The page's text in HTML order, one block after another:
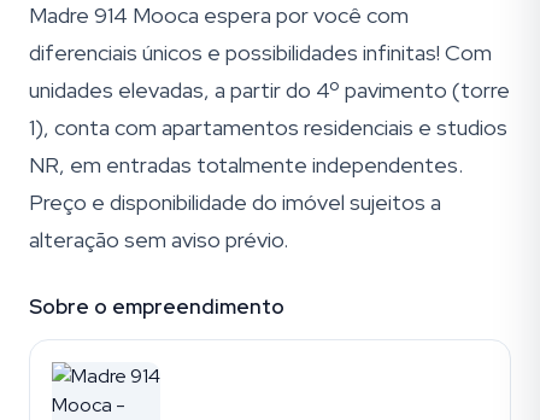
Madre 914 Mooca espera por você com
diferenciais únicos e possibilidades infinitas! Com
unidades elevadas, a partir do 4º pavimento (torre
1), conta com apartamentos residenciais e studios
NR, em entradas totalmente independentes.
Preço e disponibilidade do imóvel sujeitos a
alteração sem aviso prévio.
Sobre o empreendimento